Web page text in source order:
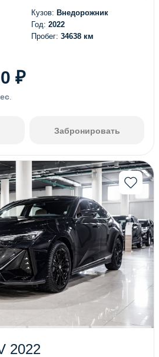
Кузов: Внедорожник
Год: 2022
Пробег: 34638 км
₽
Забронировать
2022